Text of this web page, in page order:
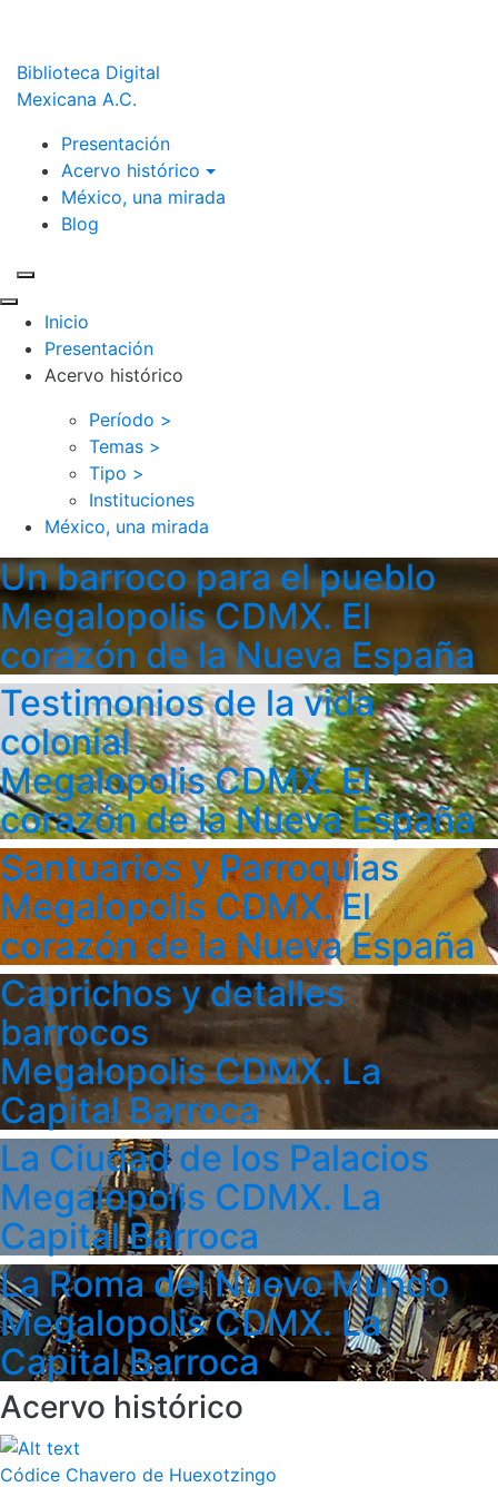
Biblioteca Digital
Mexicana A.C.
Presentación
Acervo histórico
México, una mirada
Blog
Inicio
Presentación
Acervo histórico
Período >
Temas >
Tipo >
Instituciones
México, una mirada
Un barroco para el pueblo
Megalopolis CDMX. El
corazón de la Nueva España
Testimonios de la vida
colonial
Megalopolis CDMX. El
corazón de la Nueva España
Santuarios y Parroquias
Megalopolis CDMX. El
corazón de la Nueva España
Caprichos y detalles
barrocos
Megalopolis CDMX. La
Capital Barroca
La Ciudad de los Palacios
Megalopolis CDMX. La
Capital Barroca
La Roma del Nuevo Mundo
Megalopolis CDMX. La
Capital Barroca
Acervo histórico
Códice Chavero de Huexotzingo